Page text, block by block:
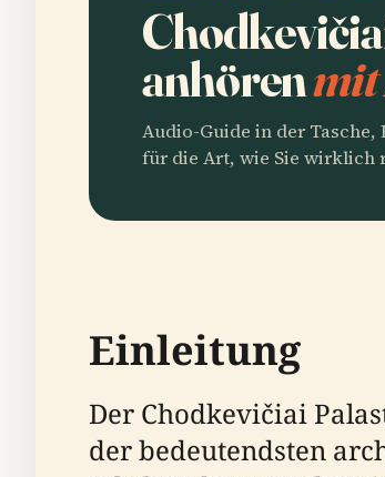
anhören
Audio-Guide in der Tasche,
für die Art, wie Sie wirklich
Einleitung
Der Chodkevičiai
der bedeutendsten